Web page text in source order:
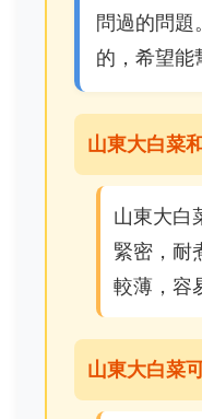
問過的問題
的，希望能
山東大白菜
山東大白
緊密，耐
較薄，容
山東大白菜